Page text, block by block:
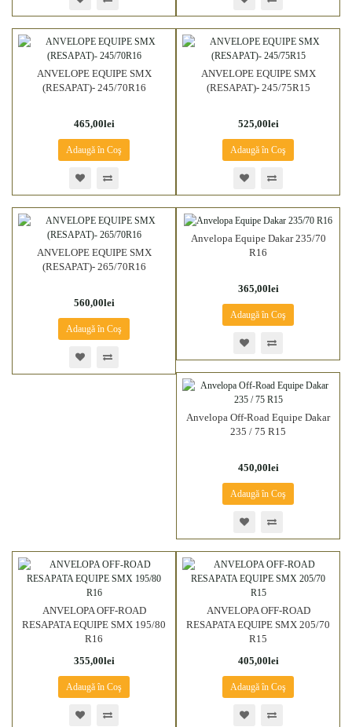
ANVELOPE EQUIPE SMX
(RESAPAT)- 245/70R16
465,00lei
Adaugă în Coş
ANVELOPE EQUIPE SMX
(RESAPAT)- 245/75R15
525,00lei
Adaugă în Coş
ANVELOPE EQUIPE SMX
(RESAPAT)- 265/70R16
560,00lei
Adaugă în Coş
Anvelopa Equipe Dakar 235/70
R16
365,00lei
Adaugă în Coş
Anvelopa Off-Road Equipe Dakar
235 / 75 R15
450,00lei
Adaugă în Coş
ANVELOPA OFF-ROAD
RESAPATA EQUIPE SMX 195/80
R16
355,00lei
Adaugă în Coş
ANVELOPA OFF-ROAD
RESAPATA EQUIPE SMX 205/70
R15
405,00lei
Adaugă în Coş